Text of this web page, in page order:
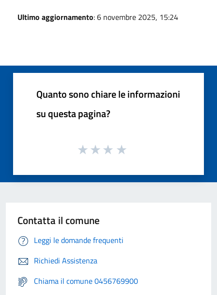
Ultimo aggiornamento: 6 novembre 2025, 15:24
Quanto sono chiare le informazioni
su questa pagina?
Contatta il comune
Leggi le domande frequenti
Richiedi Assistenza
Chiama il comune 0456769900